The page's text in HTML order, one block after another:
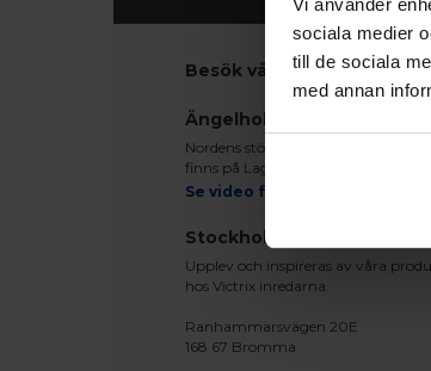
Vi använder
sociala medier
till de sociala
med annan
Besök våra utställningar
Ängelholm
Nordens största fönsterutställning
finns på Lagegatan 24 i Ängelholm
Se video från vårt showroom
Stockholm
Upplev och inspireras av våra
hos Victrix inredarna.
Ranhammarsvägen 20E
168 67 Bromma